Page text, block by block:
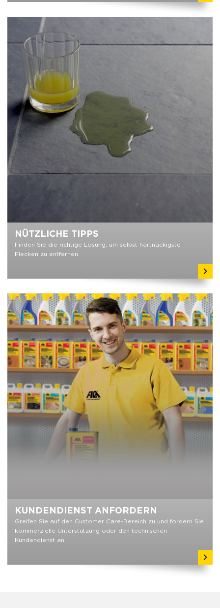
NÜTZLICHE TIPPS
Finden Sie die richtige Lösung, um selbst hartnäckigste
Flecken zu entfernen.
KUNDENDIENST ANFORDERN
Greifen Sie auf den Customer Care-Bereich zu und fordern Sie
kommerzielle Unterstützung oder den technischen
Kundendienst an.